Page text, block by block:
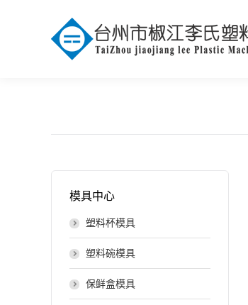
模具中心
塑料杯模具
塑料碗模具
保鲜盒模具